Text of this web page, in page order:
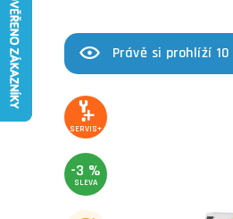
Právě si prohlíží
SERVIS+
-3 %
SLEVA